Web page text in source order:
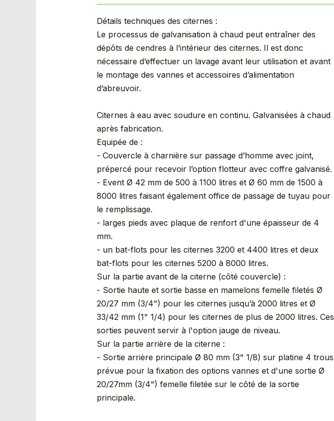
Détails techniques des citernes :
Le processus de galvanisation à chaud peut entraîner des
dépôts de cendres à l’intérieur des citernes. Il est donc
nécessaire d’effectuer un lavage avant leur utilisation et avant
le montage des vannes et accessoires d’alimentation
d’abreuvoir.
Citernes à eau avec soudure en continu. Galvanisées à chaud
après fabrication.
Equipée de :
- Couvercle à charnière sur passage d’homme avec joint,
prépercé pour recevoir l’option flotteur avec coffre galvanisé.
- Event Ø 42 mm de 500 à 1100 litres et Ø 60 mm de 1500 à
8000 litres faisant également office de passage de tuyau pour
le remplissage.
- larges pieds avec plaque de renfort d'une épaisseur de 4
mm.
- un bat-flots pour les citernes 3200 et 4400 litres et deux
bat-flots pour les citernes 5200 à 8000 litres.
Sur la partie avant de la citerne (côté couvercle) :
- Sortie haute et sortie basse en mamelons femelle filetés Ø
20/27 mm (3/4") pour les citernes jusqu’à 2000 litres et Ø
33/42 mm (1" 1/4) pour les citernes de plus de 2000 litres. Ces
sorties peuvent servir à l'option jauge de niveau.
Sur la partie arrière de la citerne :
- Sortie arrière principale Ø 80 mm (3" 1/8) sur platine 4 trous
prévue pour la fixation des options vannes et d'une sortie Ø
20/27mm (3/4") femelle filetée sur le côté de la sortie
principale.